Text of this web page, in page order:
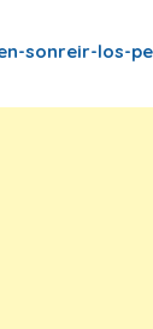
sonreir-los-